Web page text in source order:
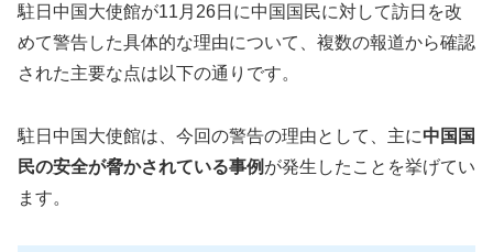
駐日中国大使館が11月26日に中国国民に対して訪日を改
めて警告した具体的な理由について、複数の報道から確認
された主要な点は以下の通りです。
駐日中国大使館は、今回の警告の理由として、主に中国国
民の安全が脅かされている事例 が発生したことを挙げてい
ます。